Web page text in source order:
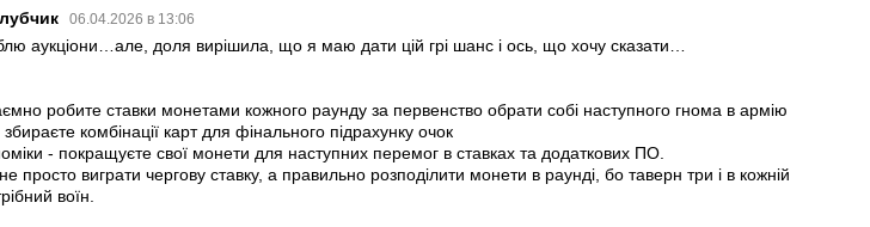
06.04.2026 в 13:06
аукціони…але, доля вирішила, що я маю дати цій грі шанс і ось, що хочу сказати…
робите ставки монетами кожного раунду за первенство обрати собі наступного гнома в армію
комбінації карт для фінального підрахунку очок
- покращуєте свої монети для наступних перемог в ставках та додаткових ПО.
просто виграти чергову ставку, а правильно розподілити монети в раунді, бо таверн три і в кожній
воїн.